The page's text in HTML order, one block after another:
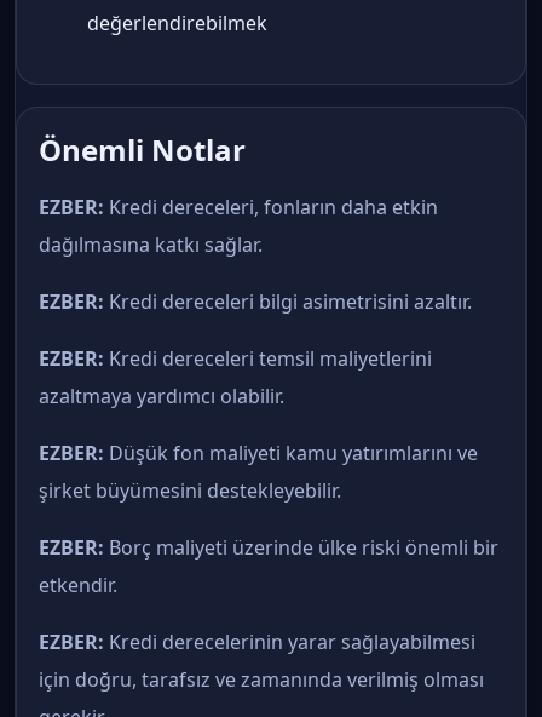
değerlendirebilmek
Önemli Notlar
EZBER: Kredi dereceleri, fonların daha etkin
dağılmasına katkı sağlar.
EZBER: Kredi dereceleri bilgi asimetrisini azaltır.
EZBER: Kredi dereceleri temsil maliyetlerini
azaltmaya yardımcı olabilir.
EZBER: Düşük fon maliyeti kamu yatırımlarını ve
şirket büyümesini destekleyebilir.
EZBER: Borç maliyeti üzerinde ülke riski önemli bir
etkendir.
EZBER: Kredi derecelerinin yarar sağlayabilmesi
için doğru, tarafsız ve zamanında verilmiş olması